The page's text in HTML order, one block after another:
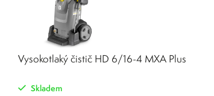
Vysokotlaký čistič HD 6/16-4 MXA Plus
Skladem